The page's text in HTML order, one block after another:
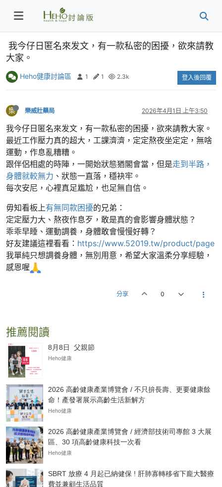
我今仔日匿名來发文，有一款私密的困擾，欲來請教
大家。
Heho健康討論區 1 1 2.3k 登入後回覆
樂 樂威壯藥局 2026年4月1日 上午3:50
我今仔日匿名來发文，有一款私密的困擾，欲來請教大家。
最近工作壓力真的超大，工課濟濟，定定熬夜坐定定，無啥
運動，作息亂糟糟。
跟伴侶相處的時陣，一開始狀態猶閣會當，但是走到半路，
身體就較無力 、狀態一直落，穩袂牢。
每次安尼，心裡真足尷尬，也足無自信。
毋知看板上有無同款困擾的兄弟：
定定壓力大、熬夜作息歹，敢是真的會影響身體狀態？
乖乖早睡、運動調養，身體敢會慢慢好轉？
好友建議這裡看看： https://www.52019.tw/product/page
我單純只想調養身體，無別用意，希望大家溫柔分享經驗，
感恩喔
分享 0
推薦閱讀